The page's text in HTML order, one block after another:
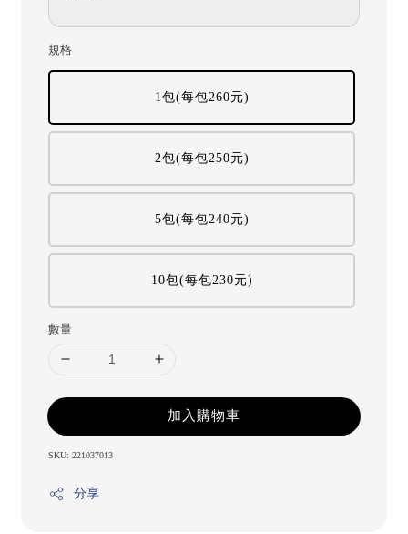
規格
1包(每包260元)
2包(每包250元)
5包(每包240元)
10包(每包230元)
數量
加入購物車
SKU: 221037013
分享